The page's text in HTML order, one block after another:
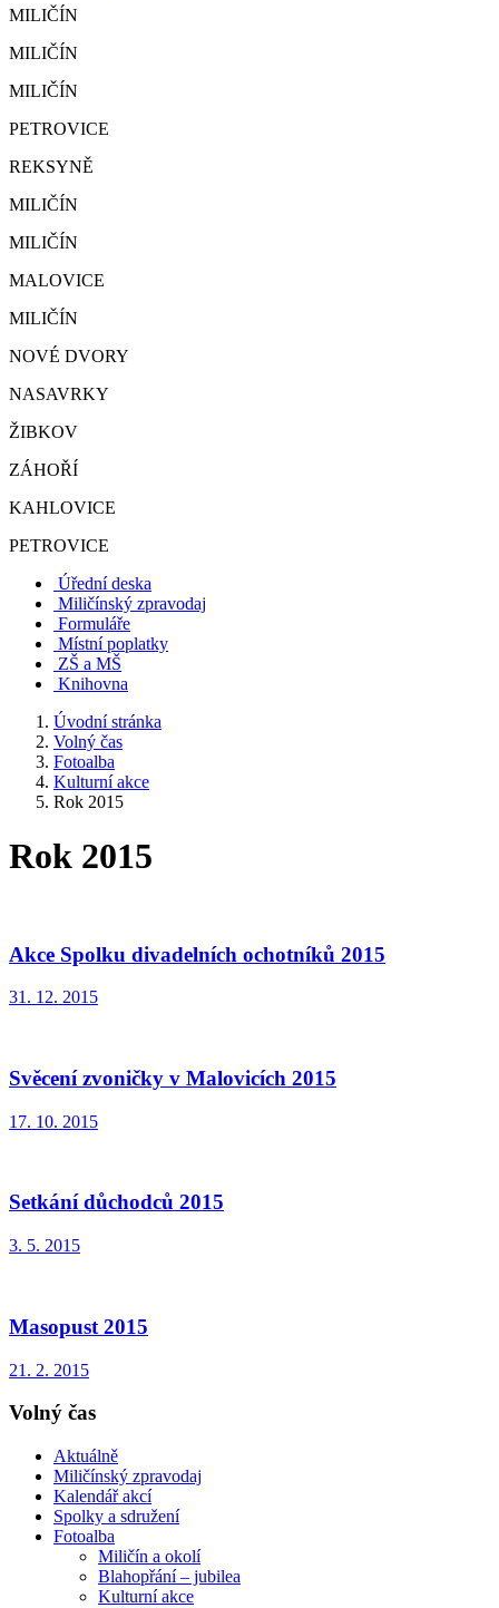
MILIČÍN
MILIČÍN
MILIČÍN
PETROVICE
REKSYNĚ
MILIČÍN
MILIČÍN
MALOVICE
MILIČÍN
NOVÉ DVORY
NASAVRKY
ŽIBKOV
ZÁHOŘÍ
KAHLOVICE
PETROVICE
Úřední deska
Miličínský zpravodaj
Formuláře
Místní poplatky
ZŠ a MŠ
Knihovna
Úvodní stránka
Volný čas
Fotoalba
Kulturní akce
Rok 2015
Rok 2015
Akce Spolku divadelních ochotníků 2015
31. 12. 2015
Svěcení zvoničky v Malovicích 2015
17. 10. 2015
Setkání důchodců 2015
3. 5. 2015
Masopust 2015
21. 2. 2015
Volný čas
Aktuálně
Miličínský zpravodaj
Kalendář akcí
Spolky a sdružení
Fotoalba
Miličín a okolí
Blahopřání – jubilea
Kulturní akce